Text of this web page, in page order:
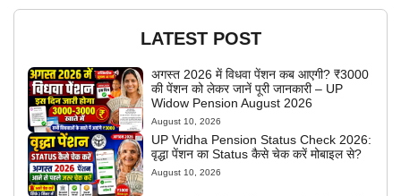
LATEST POST
अगस्त 2026 में विधवा पेंशन कब आएगी? ₹3000
की पेंशन को लेकर जानें पूरी जानकारी – UP
Widow Pension August 2026
August 10, 2026
UP Vridha Pension Status Check 2026:
वृद्धा पेंशन का Status कैसे चेक करें मोबाइल से?
August 10, 2026